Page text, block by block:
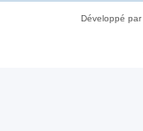
Développé par